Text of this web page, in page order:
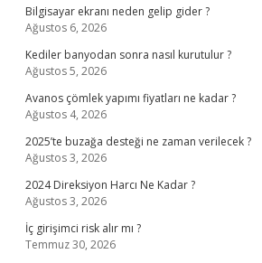
Bilgisayar ekranı neden gelip gider ?
Ağustos 6, 2026
Kediler banyodan sonra nasıl kurutulur ?
Ağustos 5, 2026
Avanos çömlek yapımı fiyatları ne kadar ?
Ağustos 4, 2026
2025’te buzağa desteği ne zaman verilecek ?
Ağustos 3, 2026
2024 Direksiyon Harcı Ne Kadar ?
Ağustos 3, 2026
İç girişimci risk alır mı ?
Temmuz 30, 2026